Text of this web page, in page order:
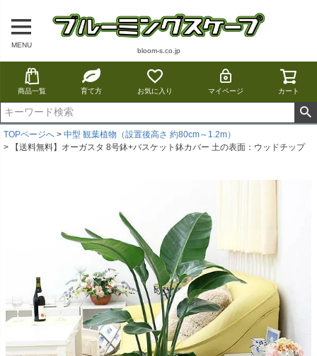
MENU
bloom-s.co.jp
商品一覧 育て方 お気に入り マイページ カート
TOPページへ
中型 観葉植物（設置後高さ 約80cm～1.2m）
【送料無料】オーガスタ 8号鉢+バスケット鉢カバー 土の表面：ウッドチップ